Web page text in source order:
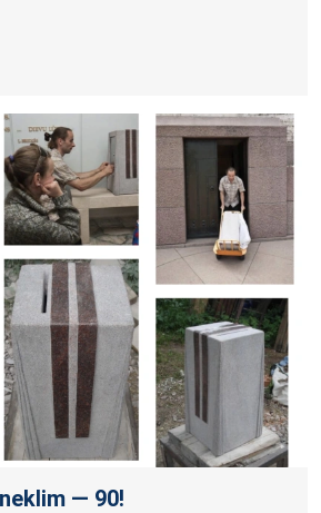
— 90!